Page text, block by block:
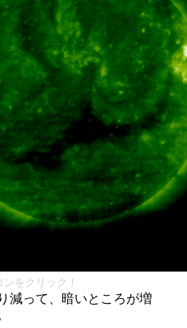
をクリック！
減って、暗いところが増